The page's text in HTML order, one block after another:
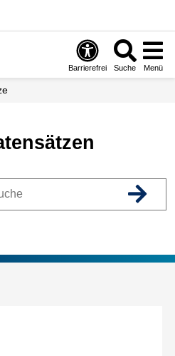
Barrierefrei Suche Menü